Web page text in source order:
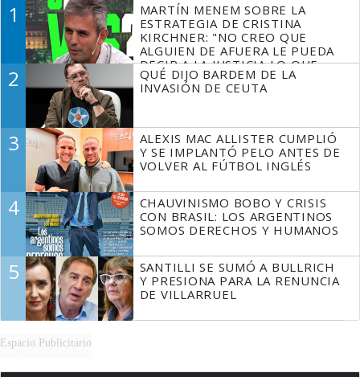
1
MARTÍN MENEM SOBRE LA
ESTRATEGIA DE CRISTINA
KIRCHNER: "NO CREO QUE
ALGUIEN DE AFUERA LE PUEDA
DECIR A LA JUSTICIA LO QUE
TIENE QUE HACER"
2
QUÉ DIJO BARDEM DE LA
INVASIÓN DE CEUTA
3
ALEXIS MAC ALLISTER CUMPLIÓ
Y SE IMPLANTÓ PELO ANTES DE
VOLVER AL FÚTBOL INGLÉS
4
CHAUVINISMO BOBO Y CRISIS
CON BRASIL: LOS ARGENTINOS
SOMOS DERECHOS Y HUMANOS
5
SANTILLI SE SUMÓ A BULLRICH
Y PRESIONA PARA LA RENUNCIA
DE VILLARRUEL
Espacio Publicitario